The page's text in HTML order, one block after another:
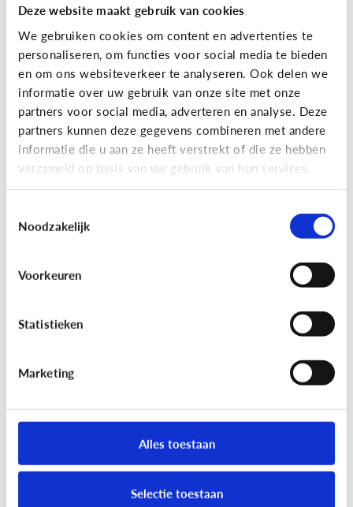
Deze website maakt gebruik van cookies
We gebruiken cookies om content en advertenties te
personaliseren, om functies voor social media te bieden
en om ons websiteverkeer te analyseren. Ook delen we
informatie over uw gebruik van onze site met onze
partners voor social media, adverteren en analyse. Deze
partners kunnen deze gegevens combineren met andere
informatie die u aan ze heeft verstrekt of die ze hebben
verzameld op basis van uw gebruik van hun services.
Noodzakelijk
Voorkeuren
Statistieken
Marketing
Alles toestaan
Selectie toestaan
Reclame
[Game] Game jezelf reclamewijs
reclamegames speelt?